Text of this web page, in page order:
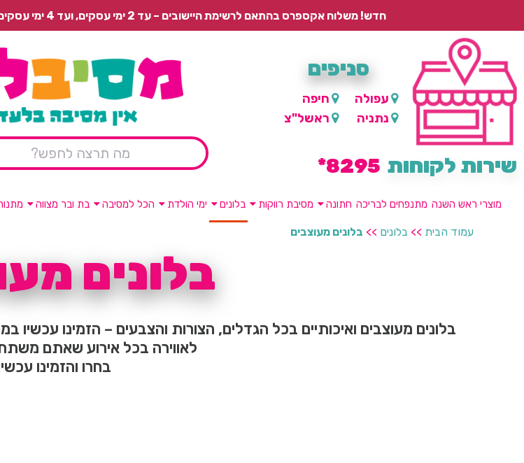
חדש! משלוח אקספרס בהתאם לרשימת היישובים – עד 2 ימי עסקים, ועד 4 ימי עסקים למוצרים ממותגים. משלוח רגיל בתשלום או איסוף עצמי חינם.
סניפים
עפולה
חיפה
נתניה
ראשל"צ
שירות לקוחות 8295*
מוצרי ראש השנה מתנפחים לבריכה חתונה מסיבת רווקות בלונים ימי הולדת הכל למסיבה בת ובר מצווה
עמוד הבית >> בלונים >> בלונים מעוצבים
בלונים
בלונים מעוצבים ואיכותיים בכל הגדלים, הצורות והצבעים – הזמינו עכשיו
לאווירה בכל אירוע שאתם
בחרו והזמינו